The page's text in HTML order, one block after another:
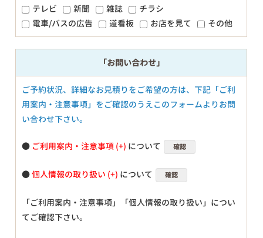
テレビ
新聞 雑誌
チラシ
電車/バスの広告
道看板 お店を見て その他
「お問い合わせ」
ご予約状況、詳細なお見積りをご希望の方は、下記「ご利
用案内・注意事項」をご確認のうえこのフォームよりお問
い合わせ下さい。
● ご利用案内・注意事項 について 確認
●個人情報の取り扱い について 確認
「ご利用案内・注意事項」「個人情報の取り扱い」につい
てご確認下さい。